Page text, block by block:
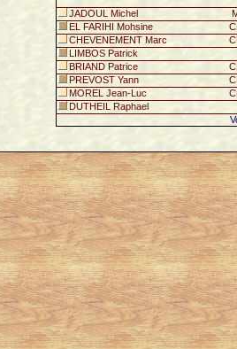
JADOUL Michel
EL FARIHI Mohsine
CHEVENEMENT Marc
LIMBOS Patrick
BRIAND Patrice
PREVOST Yann
MOREL Jean-Luc
DUTHEIL Raphael